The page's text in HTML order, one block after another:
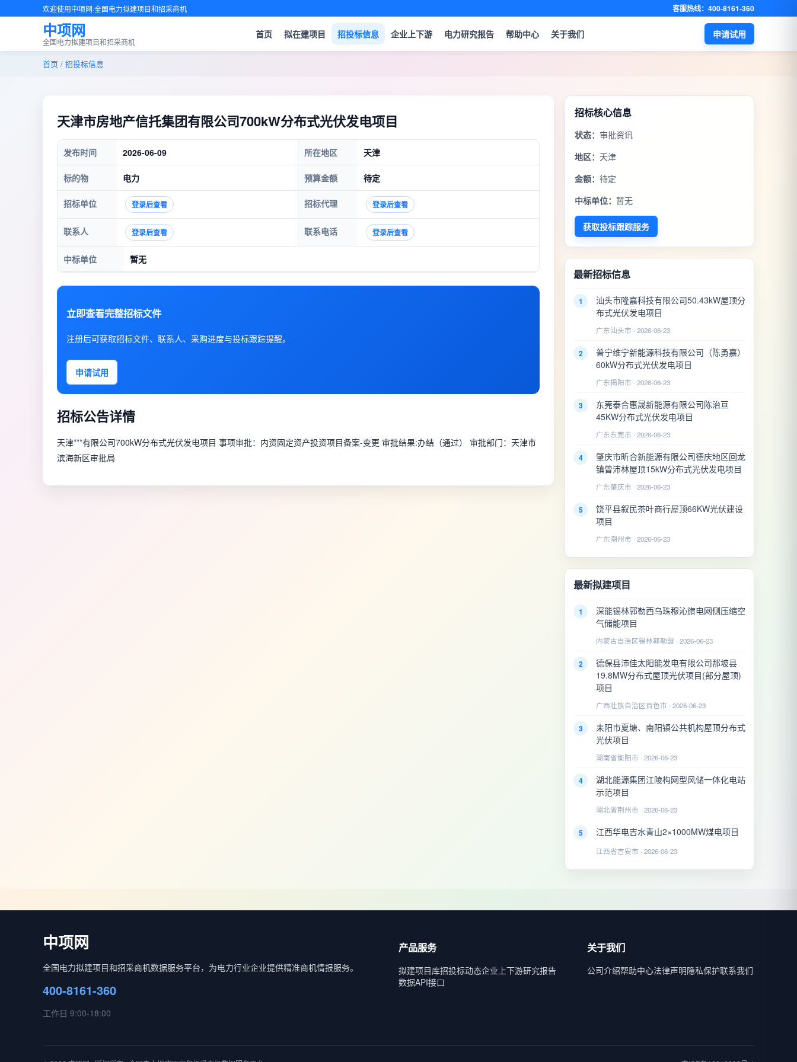
欢迎使用中项网·全国电力拟建项目和招采商机 客服热线：400-8161-360
中项网
全国电力拟建项目和招采商机
首页 拟在建项目 招投标信息 企业上下游 电力研究报告 帮助中心 关于我们 申请试用
首页 / 招投标信息
天津市房地产信托集团有限公司700kW分布式光伏发电项目
发布时间 2026-06-09 所在地区 天津
标的物 电力 预算金额 待定
招标单位 登录后查看 招标代理 登录后查看
联系人 登录后查看 联系电话 登录后查看
中标单位 暂无
立即查看完整招标文件
注册后可获取招标文件、联系人、采购进度与投标跟踪提醒。
申请试用
招标公告详情
天津***有限公司700kW分布式光伏发电项目 事项审批：内资固定资产投资项目备案-变更 审批结果:办结（通过） 审批部门：天津市
滨海新区审批局
招标核心信息
状态： 审批资讯
地区： 天津
金额： 待定
中标单位： 暂无
获取投标跟踪服务
最新招标信息
1
汕头市隆嘉科技有限公司50.43kW屋顶分
布式光伏发电项目
广东汕头市 · 2026-06-23
2
普宁维宁新能源科技有限公司（陈勇嘉）
60kW分布式光伏发电项目
广东揭阳市 · 2026-06-23
3
东莞泰合惠晟新能源有限公司陈治亘
45KW分布式光伏发电项目
广东东莞市 · 2026-06-23
4
肇庆市昕合新能源有限公司德庆地区回龙
镇曾沛林屋顶15kW分布式光伏发电项目
广东肇庆市 · 2026-06-23
5
饶平县叙民茶叶商行屋顶66KW光伏建设
项目
广东潮州市 · 2026-06-23
最新拟建项目
1
深能锡林郭勒西乌珠穆沁旗电网侧压缩空
气储能项目
内蒙古自治区锡林郭勒盟 · 2026-06-23
2
德保县沛佳太阳能发电有限公司那坡县
19.8MW分布式屋顶光伏项目(部分屋顶)
项目
广西壮族自治区百色市 · 2026-06-23
3
耒阳市夏塘、南阳镇公共机构屋顶分布式
光伏项目
湖南省衡阳市 · 2026-06-23
4
湖北能源集团江陵构网型风储一体化电站
示范项目
湖北省荆州市 · 2026-06-23
5 江西华电吉水青山2×1000MW煤电项目
江西省吉安市 · 2026-06-23
中项网
全国电力拟建项目和招采商机数据服务平台，为电力行业企业提供精准商机情报服务。
400-8161-360
工作日 9:00-18:00
产品服务
拟建项目库招投标动态企业上下游研究报告
数据API接口
关于我们
公司介绍帮助中心法律声明隐私保护联系我们